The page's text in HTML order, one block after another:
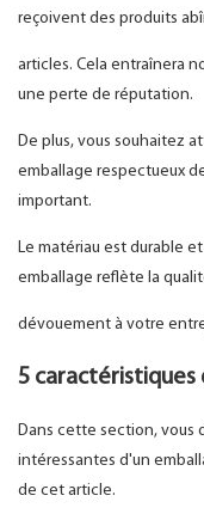
reçoivent des produits
articles. Cela entraînera
une perte de réputation.
De plus, vous souhaitez
emballage respectueux
important.
Le matériau est durable
emballage reflète la
dévouement à votre
5 caractéristiques
Dans cette section, vous
intéressantes d'un
de cet article.